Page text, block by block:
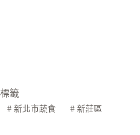
標籤
#新北市蔬食 #新莊區